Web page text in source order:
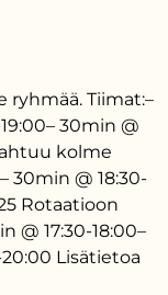
ryhmää. Tiimat:–
30min @
kolme
30min @ 18:30-
Rotaatioon
@ 17:30-18:00–
20:00 Lisätietoa